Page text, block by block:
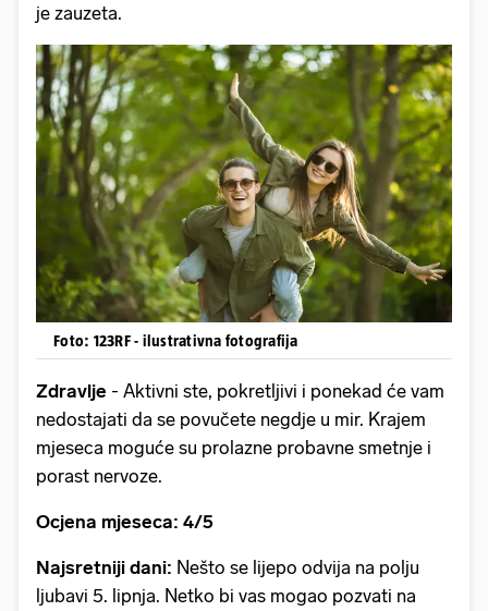
je zauzeta.
Foto: 123RF - ilustrativna fotografija
Zdravlje - Aktivni ste, pokretljivi i ponekad će vam
nedostajati da se povučete negdje u mir. Krajem
mjeseca moguće su prolazne probavne smetnje i
porast nervoze.
Ocjena mjeseca: 4/5
Najsretniji dani: Nešto se lijepo odvija na polju
ljubavi 5. lipnja. Netko bi vas mogao pozvati na